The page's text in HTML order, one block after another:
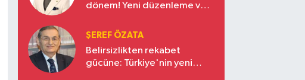
dönem! Yeni düzenleme ve
ŞEREF ÖZATA
Belirsizlikten rekabet
gücüne: Türkiye'nin yeni